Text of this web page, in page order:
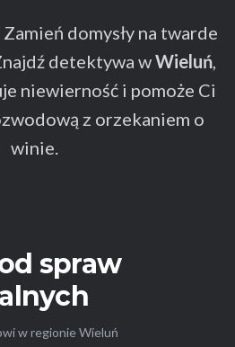
domysły na twarde
detektywa wWieluń,
niewierność i pomoże Ci
z orzekaniem o
winie.
spraw
w regionie Wieluń